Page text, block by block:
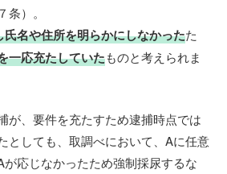
）。
氏名や住所を明らかにしなかったた
一応充たしていたものと考えられま
が、要件を充たすため逮捕時点では
としても、取調べにおいて、Aに任意
応じなかったため強制採尿するな